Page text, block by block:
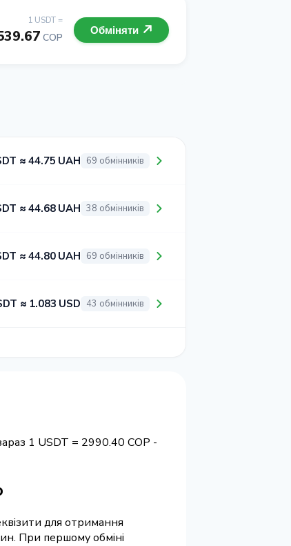
1 USDT =
COP
Обміняти
≈ 44.75 UAH 69 обмінників
≈ 44.68 UAH 38 обмінників
≈ 44.80 UAH 69 обмінників
≈ 1.083 USD 43 обмінників
1 USDT = 2990.40 COP -
для отримання
При першому обміні